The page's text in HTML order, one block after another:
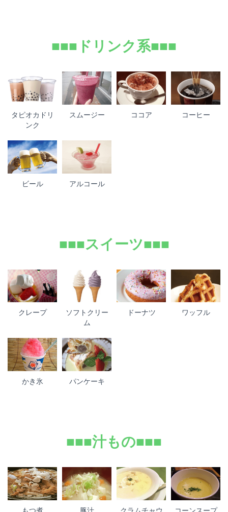
■■■ドリンク系■■■
タピオカドリ
ンク
スムージー ココア コーヒー
ビール アルコール
■■■スイーツ■■■
クレープ
ソフトクリー
ム
ドーナツ ワッフル
かき氷 パンケーキ
■■■汁もの■■■
もつ煮 豚汁 クラムチャウ コーンスープ